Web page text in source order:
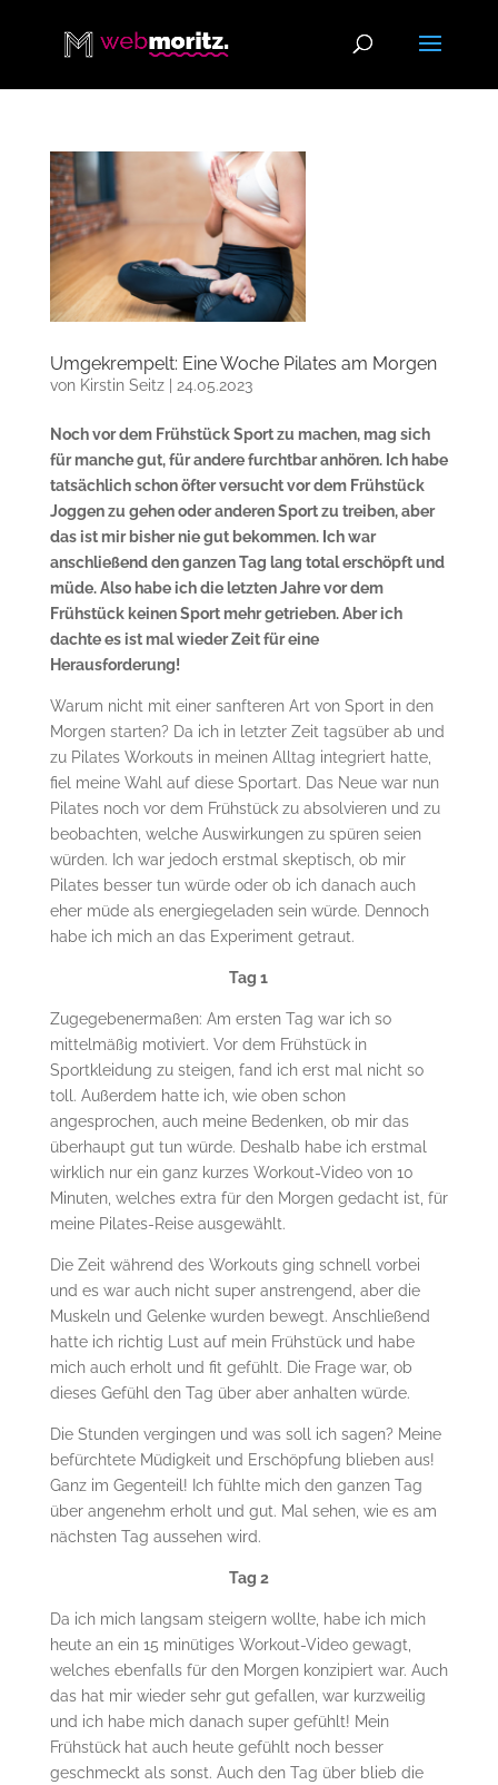
Umgekrempelt: Eine Woche Pilates am Morgen
von Kirstin Seitz| 24.05.2023
Noch vor dem Frühstück Sport zu machen, mag sich
für manche gut, für andere furchtbar anhören. Ich habe
tatsächlich schon öfter versucht vor dem Frühstück
Joggen zu gehen oder anderen Sport zu treiben, aber
das ist mir bisher nie gut bekommen. Ich war
anschließend den ganzen Tag lang total erschöpft und
müde. Also habe ich die letzten Jahre vor dem
Frühstück keinen Sport mehr getrieben. Aber ich
dachte es ist mal wieder Zeit für eine
Herausforderung!
Warum nicht mit einer sanfteren Art von Sport in den
Morgen starten? Da ich in letzter Zeit tagsüber ab und
zu Pilates Workouts in meinen Alltag integriert hatte,
fiel meine Wahl auf diese Sportart. Das Neue war nun
Pilates noch vor dem Frühstück zu absolvieren und zu
beobachten, welche Auswirkungen zu spüren seien
würden. Ich war jedoch erstmal skeptisch, ob mir
Pilates besser tun würde oder ob ich danach auch
eher müde als energiegeladen sein würde. Dennoch
habe ich mich an das Experiment getraut.
Tag 1
Zugegebenermaßen: Am ersten Tag war ich so
mittelmäßig motiviert. Vor dem Frühstück in
Sportkleidung zu steigen, fand ich erst mal nicht so
toll. Außerdem hatte ich, wie oben schon
angesprochen, auch meine Bedenken, ob mir das
überhaupt gut tun würde. Deshalb habe ich erstmal
wirklich nur ein ganz kurzes Workout-Video von 10
Minuten, welches extra für den Morgen gedacht ist, für
meine Pilates-Reise ausgewählt.
Die Zeit während des Workouts ging schnell vorbei
und es war auch nicht super anstrengend, aber die
Muskeln und Gelenke wurden bewegt. Anschließend
hatte ich richtig Lust auf mein Frühstück und habe
mich auch erholt und fit gefühlt. Die Frage war, ob
dieses Gefühl den Tag über aber anhalten würde.
Die Stunden vergingen und was soll ich sagen? Meine
befürchtete Müdigkeit und Erschöpfung blieben aus!
Ganz im Gegenteil! Ich fühlte mich den ganzen Tag
über angenehm erholt und gut. Mal sehen, wie es am
nächsten Tag aussehen wird.
Tag 2
Da ich mich langsam steigern wollte, habe ich mich
heute an ein 15 minütiges Workout-Video gewagt,
welches ebenfalls für den Morgen konzipiert war. Auch
das hat mir wieder sehr gut gefallen, war kurzweilig
und ich habe mich danach super gefühlt! Mein
Frühstück hat auch heute gefühlt noch besser
geschmeckt als sonst. Auch den Tag über blieb die